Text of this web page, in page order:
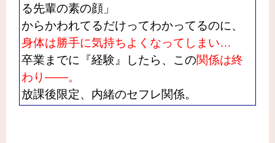
る先輩の素の顔」
からかわれてるだけってわかってるのに、
身体は勝手に気持ちよくなってしまい…
卒業までに『経験』したら、この関係は終
わり――。
放課後限定、内緒のセフレ関係。